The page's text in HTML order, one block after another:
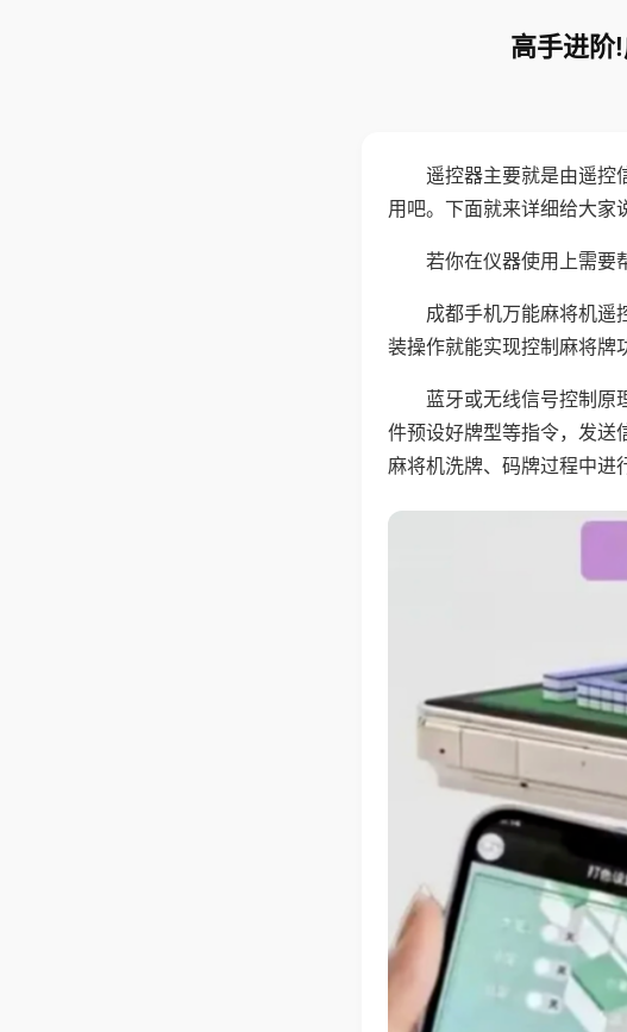
高手进阶
遥控器主要就是由遥控
用吧。下面就来详细给大家
若你在仪器使用上需要
成都手机万能麻将机遥
装操作就能实现控制麻将牌
蓝牙或无线信号控制原
件预设好牌型等指令，发送
麻将机洗牌、码牌过程中进